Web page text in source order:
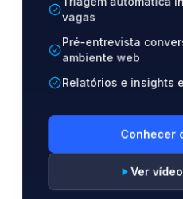
vagas
Pré-entrevista
ambiente web
Relatórios e insights
Conhecer
Ver